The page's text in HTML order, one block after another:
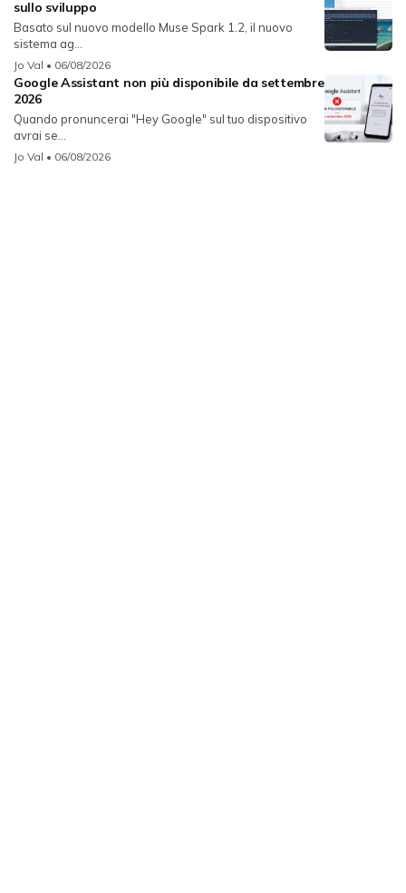
sullo sviluppo
Basato sul nuovo modello Muse Spark 1.2, il nuovo
sistema ag...
Jo Val • 06/08/2026
Google Assistant non più disponibile da settembre
2026
Quando pronuncerai "Hey Google" sul tuo dispositivo
avrai se...
Jo Val • 06/08/2026